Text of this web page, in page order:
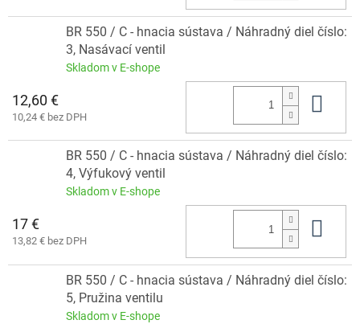
BR 550 / C - hnacia sústava / Náhradný diel číslo:
3, Nasávací ventil
Skladom v E-shope
12,60 €
10,24 € bez DPH
BR 550 / C - hnacia sústava / Náhradný diel číslo:
4, Výfukový ventil
Skladom v E-shope
17 €
13,82 € bez DPH
BR 550 / C - hnacia sústava / Náhradný diel číslo:
5, Pružina ventilu
Skladom v E-shope